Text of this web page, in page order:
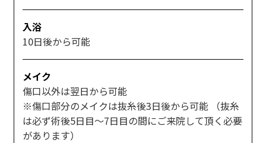
入浴
10日後から可能
メイク
傷口以外は翌日から可能
※傷口部分のメイクは抜糸後3日後から可能 （抜糸
は必ず術後5日目～7日目の間にご来院して頂く必要
があります）